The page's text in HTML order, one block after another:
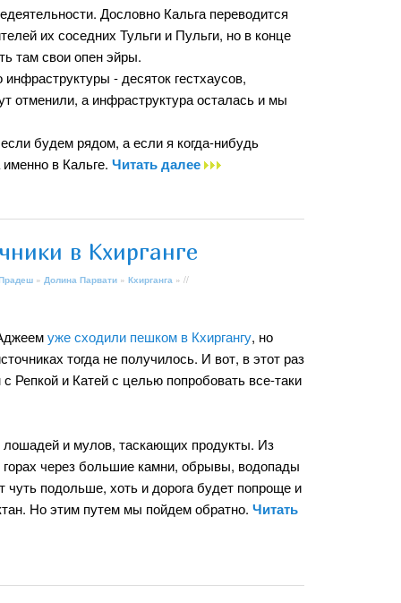
Дословно Кальга переводится
их соседних Тульги и Пульги, но в конце
там свои опен эйры.
- десяток гестхаусов,
отменили, а инфраструктура осталась и мы
будем рядом, а если я когда-нибудь
в Кальге. Читать далее
в Кхирганге
» Долина Парвати » Кхирганга » //
уже сходили пешком в Кхиргангу, но
тогда не получилось. И вот, в этот раз
Репкой и Катей с целью попробовать все-таки
лошадей и мулов, таскающих продукты. Из
горах через большие камни, обрывы, водопады
подольше, хоть и дорога будет попроще и
Но этим путем мы пойдем обратно. Читать